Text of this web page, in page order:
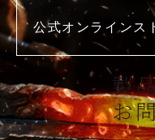
公式オンラインス
製
お